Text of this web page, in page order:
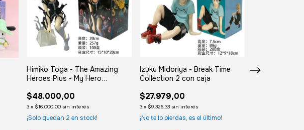
Himiko Toga - The Amazing
Heroes Plus - My Hero
$48.000,00
3 x $16.000,00 sin interés
¡Solo quedan 2 en stock!
Izuku Midoriya - Break Time
Collection 2 con caja
$27.979,00
3 x $9.326,33 sin interés
¡No te lo pierdas, es el último!
Figura Lucy